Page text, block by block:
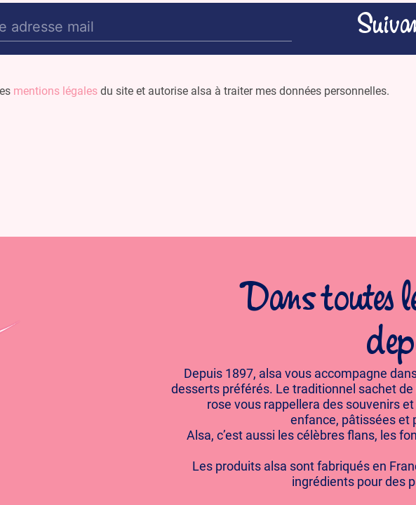
mentions légales du site et autorise alsa à traiter mes données personnelles.
Dans toutes
Depuis 1897, alsa vous accompagne
desserts préférés. Le traditionnel sachet de
rose vous rappellera des souvenirs
enfance, pâtissées et
Alsa, c’est aussi les célèbres flans, les
Les produits alsa sont fabriqués en
ingrédients pour des